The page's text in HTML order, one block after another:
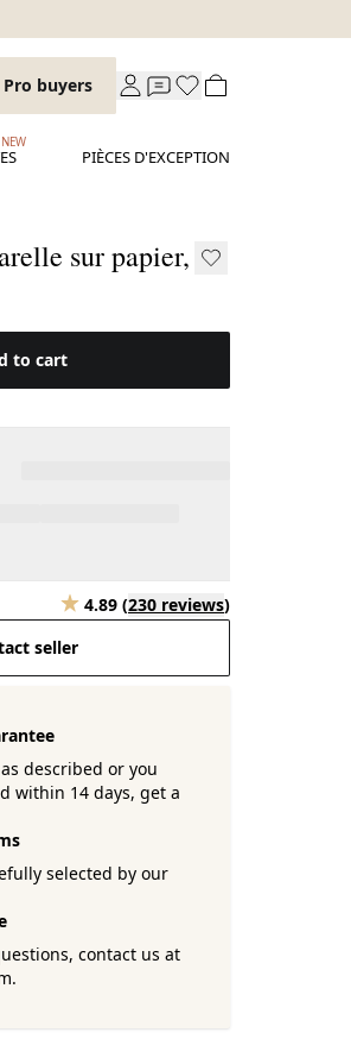
Pro buyers
NEW
PIÈCES D'EXCEPTION
sur papier,
to cart
4.89 (230 reviews)
seller
described or you
within 14 days, get a
selected by our
contact us at